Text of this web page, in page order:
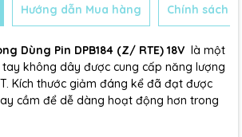
Hướng dẫn Mua hàng Chính sách
Dùng Pin DPB184 (Z/ RTE) 18V là một
không dây được cung cấp năng lượng
Kích thước giảm đáng kể đã đạt được
cầm để dễ dàng hoạt động hơn trong